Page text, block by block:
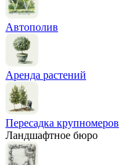
Автополив
Аренда растений
Пересадка крупномеров
Ландшафтное бюро